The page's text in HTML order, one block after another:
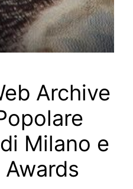
Archive
Milano e